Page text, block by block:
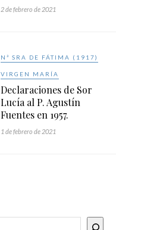
2 de febrero de 2021
Nª SRA DE FÁTIMA (1917)
VIRGEN MARÍA
Declaraciones de Sor
Lucía al P. Agustín
Fuentes en 1957.
1 de febrero de 2021